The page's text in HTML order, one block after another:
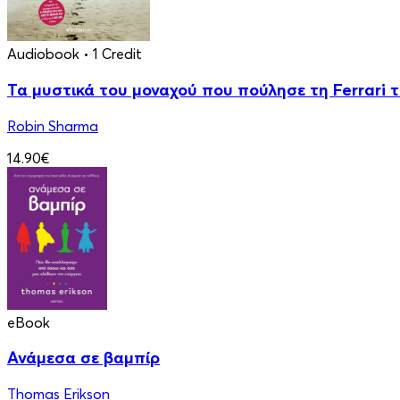
Audiobook • 1 Credit
Τα μυστικά του μοναχού που πούλησε τη Ferrari
Robin Sharma
14.90€
eBook
Ανάμεσα σε βαμπίρ
Thomas Erikson